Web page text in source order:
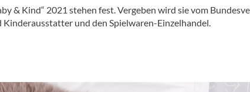
& Kind“ 2021 stehen fest. Vergeben wird sie vom
Kinderausstatter und den Spielwaren-Einzelhandel.